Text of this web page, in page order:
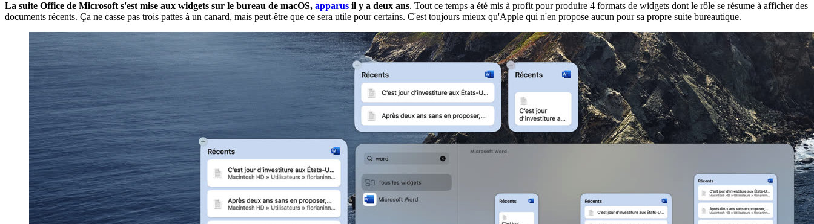
La suite Office de Microsoft s'est mise aux widgets sur le bureau de macOS, apparus il y a deux ans. Tout ce temps a été mis à profit pour produire 4 formats de widgets dont le rôle se résume à afficher des
documents récents. Ça ne casse pas trois pattes à un canard, mais peut-être que ce sera utile pour certains. C'est toujours mieux qu'Apple qui n'en propose aucun pour sa propre suite bureautique.